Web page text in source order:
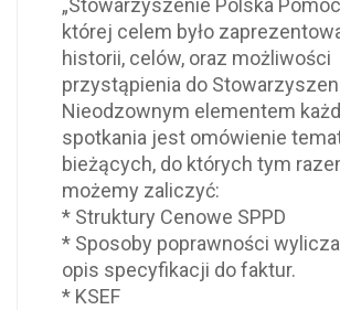
„Stowarzyszenie Polska
której celem było
historii, celów, oraz możliwości
przystąpienia do
Nieodzownym elementem
spotkania jest omówienie
bieżących, do których tym
możemy zaliczyć:
* Struktury Cenowe SPPD
* Sposoby poprawności
opis specyfikacji do faktur.
* KSEF